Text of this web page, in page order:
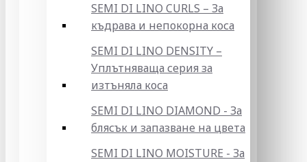
SEMI DI LINO CURLS – За
къдрава и непокорна коса
SEMI DI LINO DENSITY –
Уплътняваща серия за
изтъняла коса
SEMI DI LINO DIAMOND - За
блясък и запазване на цвета
SEMI DI LINO MOISTURE - За